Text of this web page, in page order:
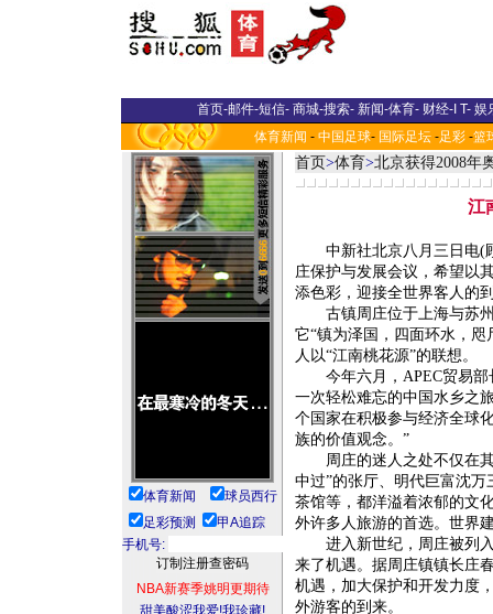
首页-邮件-短信- 商城-搜索- 新闻-体育- 财经-I T- 娱
体育新闻 - 中国足球- 国际足坛 -足彩 -篮
体育新闻
球员西行
足彩预测
甲A追踪
手机号:
NBA新赛季姚明更期待
甜美酸涩我爱!我珍藏!
首页>体育>北京获得2008年
江
中新社北京八月三日电(顾
庄保护与发展会议，希望以
添色彩，迎接全世界客人的
古镇周庄位于上海与苏州
它“镇为泽国，四面环水，
人以“江南桃花源”的联想。
今年六月，APEC贸易部
一次轻松难忘的中国水乡之
个国家在积极参与经济全球
族的价值观念。”
周庄的迷人之处不仅在其
中过”的张厅、明代巨富沈
茶馆等，都洋溢着浓郁的文
外许多人旅游的首选。世界
进入新世纪，周庄被列入
来了机遇。据周庄镇镇长庄
机遇，加大保护和开发力度
外游客的到来。